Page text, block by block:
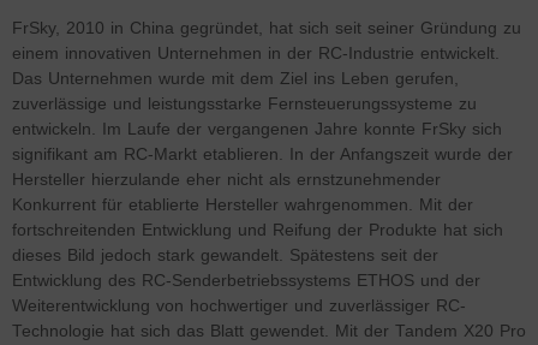
FrSky, 2010 in China gegründet, hat sich seit seiner Gründung zu
einem innovativen Unternehmen in der RC-Industrie entwickelt.
Das Unternehmen wurde mit dem Ziel ins Leben gerufen,
zuverlässige und leistungsstarke Fernsteuerungssysteme zu
entwickeln. Im Laufe der vergangenen Jahre konnte FrSky sich
signifikant am RC-Markt etablieren. In der Anfangszeit wurde der
Hersteller hierzulande eher nicht als ernstzunehmender
Konkurrent für etablierte Hersteller wahrgenommen. Mit der
fortschreitenden Entwicklung und Reifung der Produkte hat sich
dieses Bild jedoch stark gewandelt. Spätestens seit der
Entwicklung des RC-Senderbetriebssystems ETHOS und der
Weiterentwicklung von hochwertiger und zuverlässiger RC-
Technologie hat sich das Blatt gewendet. Mit der Tandem X20 Pro